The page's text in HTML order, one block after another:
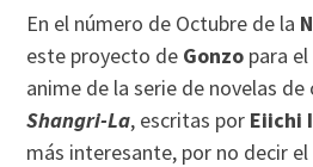
En el número de Octubre de la
este proyecto de Gonzo para
anime de la serie de novelas
Shangri-La, escritas por Eiichi
más interesante, por no decir